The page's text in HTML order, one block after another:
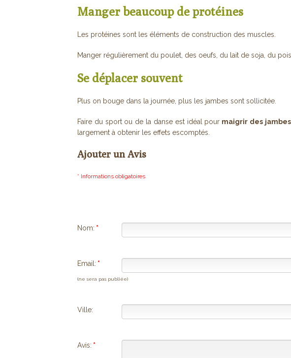
Manger beaucoup de protéines
Les protéines sont les éléments de construction des muscles.
Manger régulièrement du poulet, des oeufs, du lait de soja, du
Se déplacer souvent
Plus on bouge dans la journée, plus les jambes sont sollicitée.
Faire du sport ou de la danse est idéal pour maigrir des jambes
largement à obtenir les effets escomptés.
Ajouter un Avis
* Informations obligatoires
Nom: *
Email: *
(ne sera pas publiée)
Ville:
Avis: *